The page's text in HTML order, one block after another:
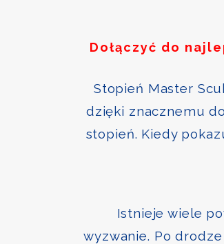
Dołączyć do
Stopień Master
dzięki znacznemu
stopień. Kiedy
Istnieje wiele
wyzwanie. Po